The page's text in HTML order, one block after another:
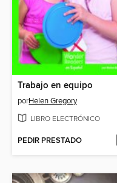
Trabajo en equipo
porHelen Gregory
LIBRO ELECTRÓNICO
PEDIR PRESTADO